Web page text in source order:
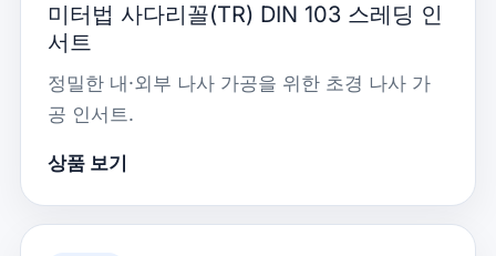
미터법 사다리꼴(TR) DIN 103 스레딩 인
서트
정밀한 내·외부 나사 가공을 위한 초경 나사 가
공 인서트.
상품 보기